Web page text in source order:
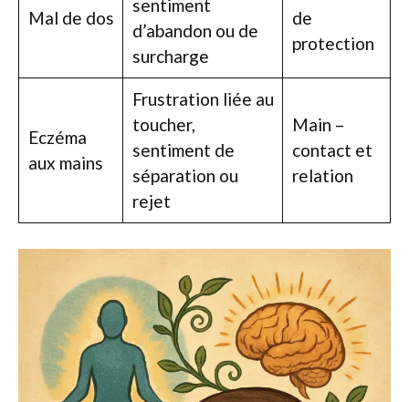
Mal de dos
sentiment
d’abandon ou de
surcharge
de
protection
Eczéma
aux mains
Frustration liée au
toucher,
sentiment de
séparation ou
rejet
Main –
contact et
relation